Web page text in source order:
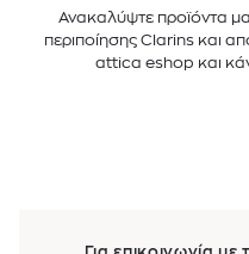
Ανακαλύψτε προϊόντα
περιποίησης Clarins και
attica eshop και